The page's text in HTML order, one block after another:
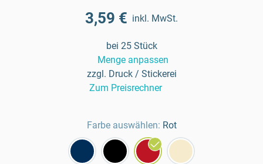
3,59 € inkl. MwSt.
bei 25 Stück
Menge anpassen
zzgl. Druck / Stickerei
Zum Preisrechner
Farbe auswählen: Rot